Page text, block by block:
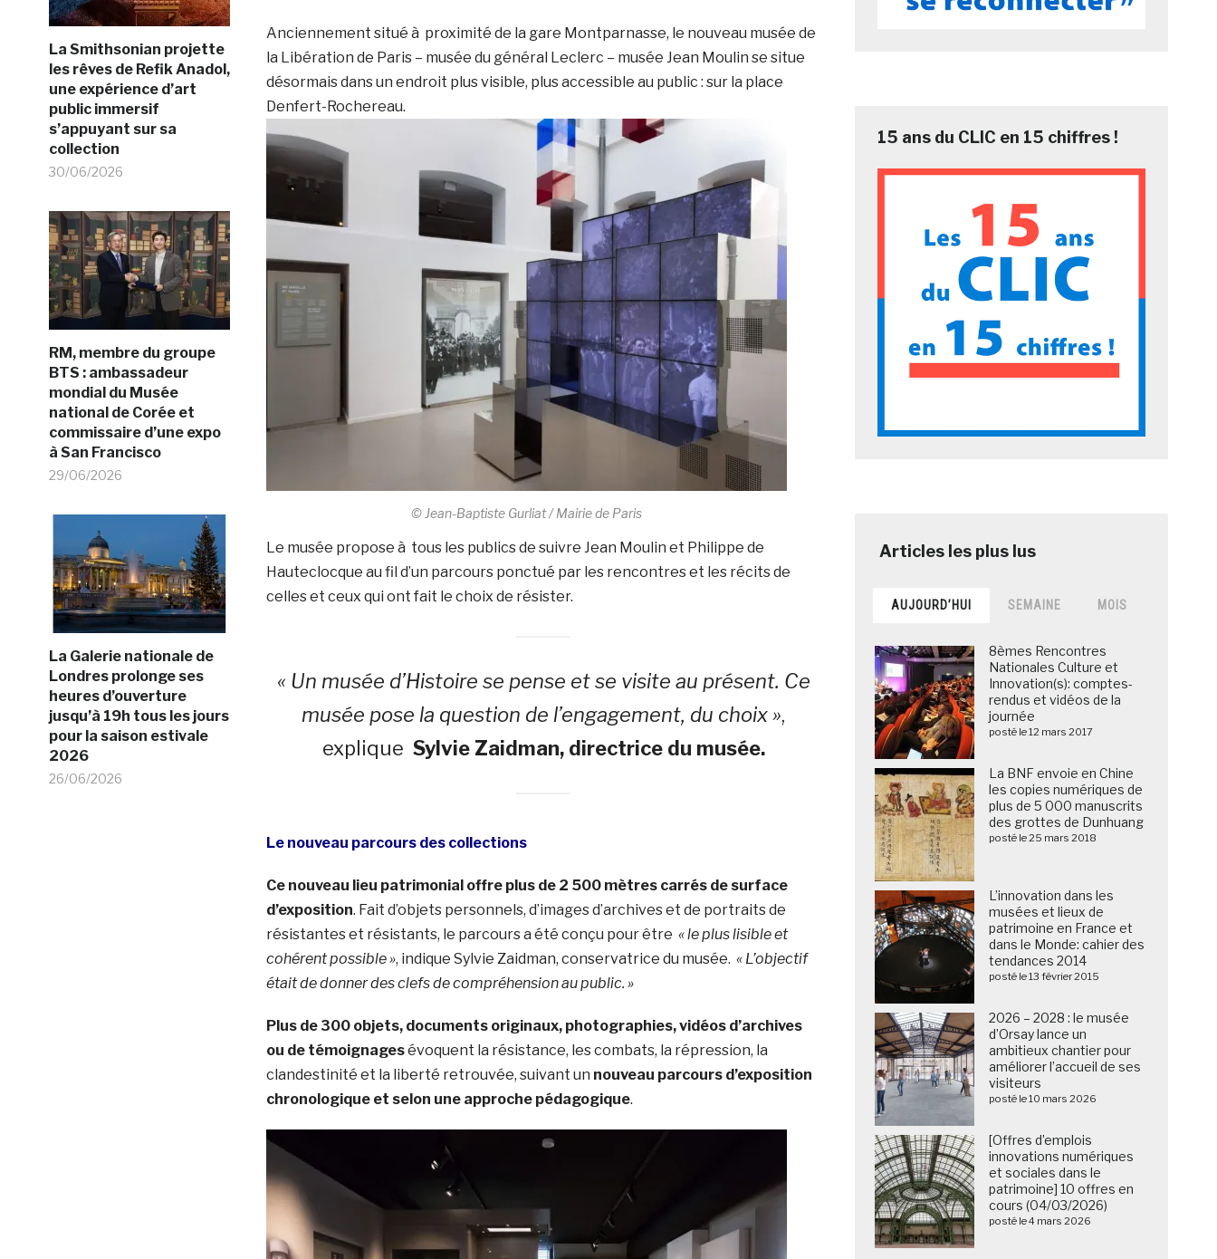
La Smithsonian projette
les rêves de Refik Anadol,
une expérience d’art
public immersif
s’appuyant sur sa
collection
30/06/2026
RM, membre du groupe
BTS : ambassadeur
mondial du Musée
national de Corée et
commissaire d’une expo
à San Francisco
29/06/2026
La Galerie nationale de
Londres prolonge ses
heures d’ouverture
jusqu’à 19h tous les jours
pour la saison estivale
2026
26/06/2026
Anciennement situé à proximité de la gare Montparnasse, le nouveau musée de
la Libération de Paris – musée du général Leclerc – musée Jean Moulin se situe
désormais dans un endroit plus visible, plus accessible au public : sur la place
Denfert-Rochereau.
© Jean-Baptiste Gurliat / Mairie de Paris
Le musée propose à tous les publics de suivre Jean Moulin et Philippe de
Hauteclocque au fil d’un parcours ponctué par les rencontres et les récits de
celles et ceux qui ont fait le choix de résister.
« Un musée d’Histoire se pense et se visite au présent. Ce
musée pose la question de l’engagement, du choix »,
explique Sylvie Zaidman, directrice du musée.
Le nouveau parcours des collections
Ce nouveau lieu patrimonial offre plus de 2 500 mètres carrés de surface
d’exposition. Fait d’objets personnels, d’images d’archives et de portraits de
résistantes et résistants, le parcours a été conçu pour être « le plus lisible et
cohérent possible », indique Sylvie Zaidman, conservatrice du musée. « L’objectif
était de donner des clefs de compréhension au public. »
Plus de 300 objets, documents originaux, photographies, vidéos d’archives
ou de témoignagesévoquent la résistance, les combats, la répression, la
clandestinité et la liberté retrouvée, suivant un nouveau parcours d’exposition
chronologique et selon une approche pédagogique.
15 ans du CLIC en 15 chiffres !
AUJOURD’HUI SEMAINE MOIS
8èmes Rencontres
Nationales Culture et
Innovation(s): comptes-
rendus et vidéos de la
journée
posté le 12 mars 2017
La BNF envoie en Chine
les copies numériques de
plus de 5 000 manuscrits
des grottes de Dunhuang
posté le 25 mars 2018
L’innovation dans les
musées et lieux de
patrimoine en France et
dans le Monde: cahier des
tendances 2014
posté le 13 février 2015
2026 – 2028 : le musée
d’Orsay lance un
ambitieux chantier pour
améliorer l’accueil de ses
visiteurs
posté le 10 mars 2026
[Offres d’emplois
innovations numériques
et sociales dans le
patrimoine] 10 offres en
cours (04/03/2026)
posté le 4 mars 2026